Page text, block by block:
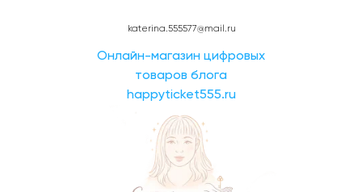
Онлайн-магазин цифровых
товаров блога
happyticket555.ru
katerina.555577@mail.ru